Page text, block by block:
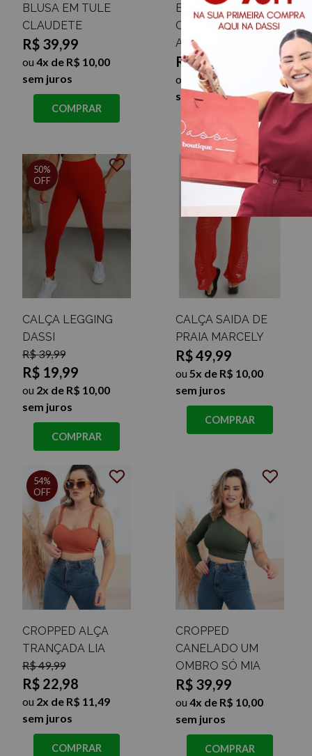
BLUSA EM TULE
CLAUDETE
R$ 39,99
ou 4x de R$ 10,00
sem juros
COMPRAR
BLUSA TÉRMICA
CANELADA GOLA
ALTA MOANA
R$ 39,99
ou
4x de R$ 10,00
sem juros
CALÇA LEGGING
DASSI
R$ 39,99
R$ 19,99
ou 2x de R$ 10,00
sem juros
50%
OFF
COMPRAR
CALÇA SAIDA DE
PRAIA MARCELY
R$ 49,99
ou 5x de R$ 10,00
sem juros
COMPRAR
CROPPED ALÇA
TRANÇADA LIA
R$ 49,99
R$ 22,98
ou 2x de R$ 11,49
sem juros
54%
OFF
COMPRAR
CROPPED
CANELADO UM
OMBRO SÓ MIA
R$ 39,99
ou 4x de R$ 10,00
sem juros
COMPRAR